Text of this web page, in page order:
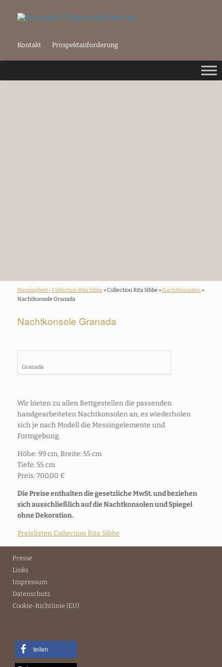
Kontakt Prospektanforderung
Messingbett | Collection Rita Sibbe» Collection Rita Sibbe »Nachtkonsolen»
Nachtkonsole Granada
Nachtkonsole Granada
Granada
Wir bieten zu allen Bettgestellen die passenden
handgearbeiteten Nachtkonsolen an, es wiederholen
sich je nach Modell die Messingelemente und
Formgebung.
Höhe: 99 cm, Breite: 55 cm
Tiefe: 55 cm
Preis: 700,00 €
Die Preise enthalten die gesetzliche MwSt. und beziehen
sich ausschließlich auf die Nachtkonsolen und Spiegel
ohne Dekoration.
Preislisten Collection Rita Sibbe
Presse
Links
Impressum
Datenschutz
Cookie-Richtlinie (EU)
teilen